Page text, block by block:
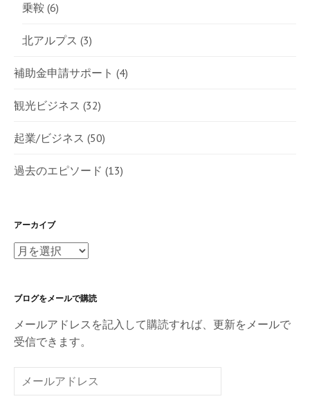
乗鞍 (6)
北アルプス (3)
補助金申請サポート (4)
観光ビジネス (32)
起業/ビジネス (50)
過去のエピソード (13)
アーカイブ
ア
イ
ブ
ブログをメールで購読
メールアドレスを記入して購読すれば、更新をメールで
受信できます。
ー